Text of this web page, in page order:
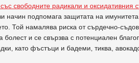
свободните радикали и оксидативния
начин подпомага защитата на
Той намалява риска от сърдечно-
и се свързва с потенциален
като фъстъци и бадеми, тиква,